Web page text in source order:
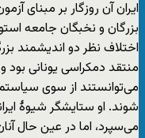
ایران آن روزگار بر مبنای
بزرگان و نخبگان جامعه
اختلاف نظر دو اندیشمند
منتقد دمکراسی یونانی
می‌توانستند از سوی
شوند. او ستایشگر شیوۀ
می‌سپرد، اما در عین حال